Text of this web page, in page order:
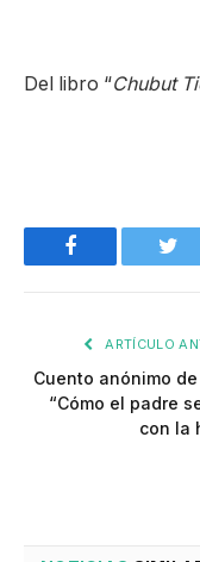
Del libro “Chubut
Facebook
ARTÍCULO
Cuento anónimo
“Cómo el padre
con la